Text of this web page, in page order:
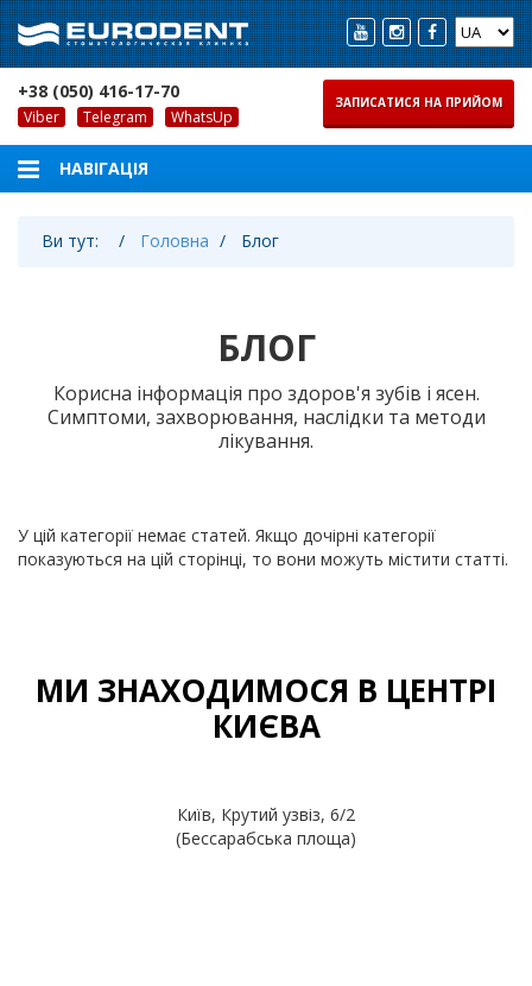
+38 (050) 416-17-70
Viber Telegram WhatsUp
ЗАПИСАТИСЯ НА ПРИЙОМ
Ви тут: Головна Блог
БЛОГ
Корисна інформація про здоров'я зубів і ясен.
Симптоми, захворювання, наслідки та методи
лікування.
У цій категорії немає статей. Якщо дочірні категорії
показуються на цій сторінці, то вони можуть містити статті.
МИ ЗНАХОДИМОСЯ В ЦЕНТРІ
КИЄВА
Київ, Крутий узвіз, 6/2
(Бессарабська площа)